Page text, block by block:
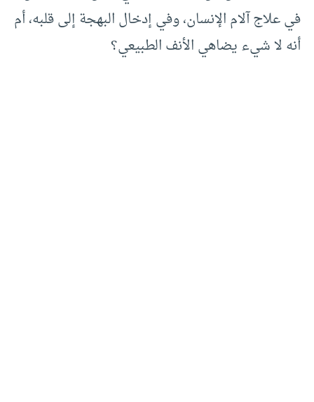
في علاج آلام الإنسان، وفي إدخال البهجة إلى قلبه، أم
أنه لا شيء يضاهي الأنف الطبيعي؟